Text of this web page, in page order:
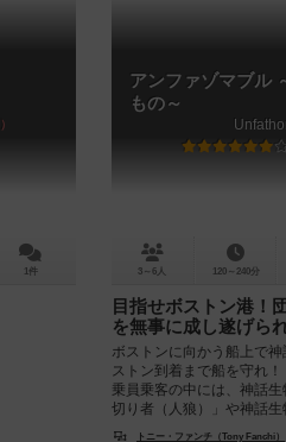
1件
アンファゾマブル
もの～
3～6人 120～240分
目指せボストン港！
を無事に成し遂げら
ボストンに向かう船上で
ストン到着まで船を守れ
乗員乗客の中には、神話
切り者（人狼）」や神話生
トニー・ファンチ（Tony Fanchi）